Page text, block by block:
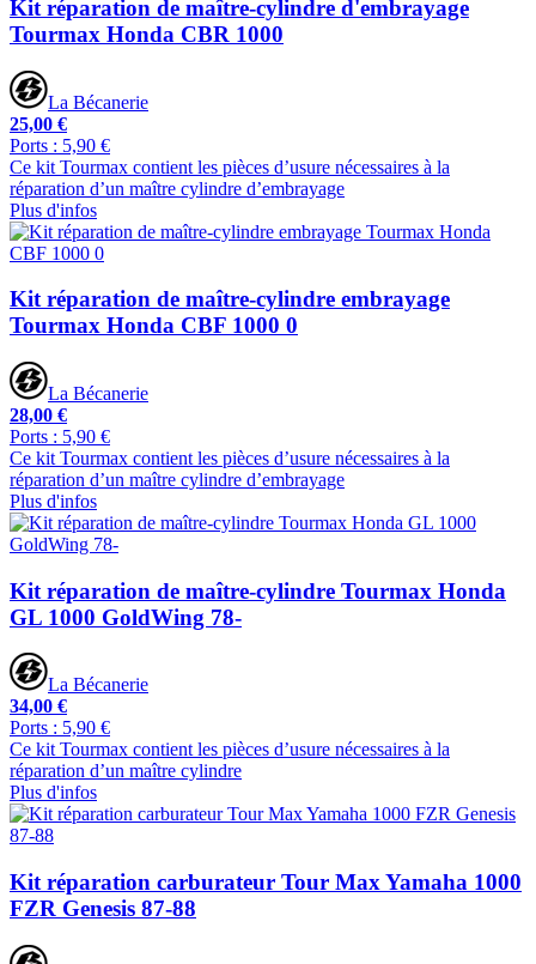
Kit réparation de maître-cylindre d'embrayage
Tourmax Honda CBR 1000
La Bécanerie
25,00 €
Ports : 5,90 €
Ce kit Tourmax contient les pièces d’usure nécessaires à la
réparation d’un maître cylindre d’embrayage
Plus d'infos
Kit réparation de maître-cylindre embrayage
Tourmax Honda CBF 1000 0
La Bécanerie
28,00 €
Ports : 5,90 €
Ce kit Tourmax contient les pièces d’usure nécessaires à la
réparation d’un maître cylindre d’embrayage
Plus d'infos
Kit réparation de maître-cylindre Tourmax Honda
GL 1000 GoldWing 78-
La Bécanerie
34,00 €
Ports : 5,90 €
Ce kit Tourmax contient les pièces d’usure nécessaires à la
réparation d’un maître cylindre
Plus d'infos
Kit réparation carburateur Tour Max Yamaha 1000
FZR Genesis 87-88